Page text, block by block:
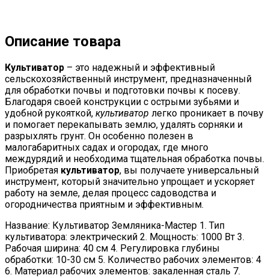
Описание товара
Культиватор – это надежный и эффективный
сельскохозяйственный инструмент, предназначенный
для обработки почвы и подготовки почвы к посеву.
Благодаря своей конструкции с острыми зубьями и
удобной рукояткой, культиватор легко проникает в почву
и помогает перекапывать землю, удалять сорняки и
разрыхлять грунт. Он особенно полезен в
малогабаритных садах и огородах, где много
междурядий и необходима тщательная обработка почвы.
Приобретая культиватор, вы получаете универсальный
инструмент, который значительно упрощает и ускоряет
работу на земле, делая процесс садоводства и
огородничества приятным и эффективным.
Название: Культиватор Земляника-Мастер 1. Тип
культиватора: электрический 2. Мощность: 1000 Вт 3.
Рабочая ширина: 40 см 4. Регулировка глубины
обработки: 10-30 см 5. Количество рабочих элементов: 4
6. Материал рабочих элементов: закаленная сталь 7.